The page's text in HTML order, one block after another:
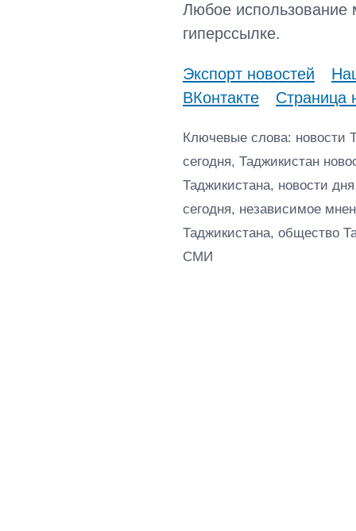
Любое использование
гиперссылке.
Экспорт новостей
ВКонтакте
Страница
Ключевые слова: новости
сегодня, Таджикистан
Таджикистана, новости
сегодня, независимое
Таджикистана, общество
СМИ